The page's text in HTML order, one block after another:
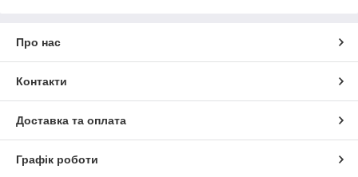
Про нас
Контакти
Доставка та оплата
Графік роботи